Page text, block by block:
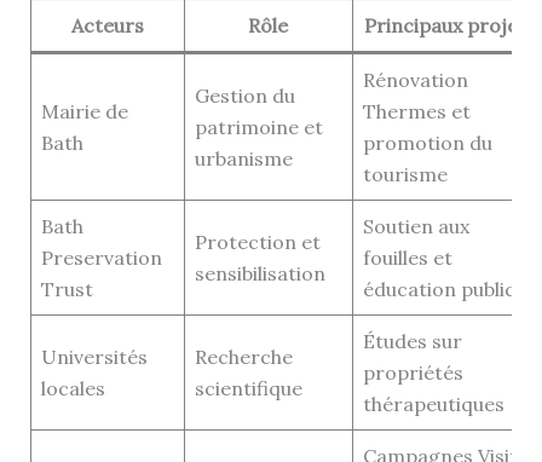
Acteurs Rôle Principaux projets
Mairie de
Bath
Gestion du
patrimoine et
urbanisme
Rénovation
Thermes et
promotion du
tourisme
Bath
Preservation
Trust
Protection et
sensibilisation
Soutien aux
fouilles et
éducation publique
Universités
locales
Recherche
scientifique
Études sur
propriétés
thérapeutiques
Campagnes Visit